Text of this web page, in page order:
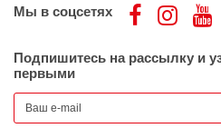
Мы в соцсетях
Подпишитесь на рассылку и
первыми